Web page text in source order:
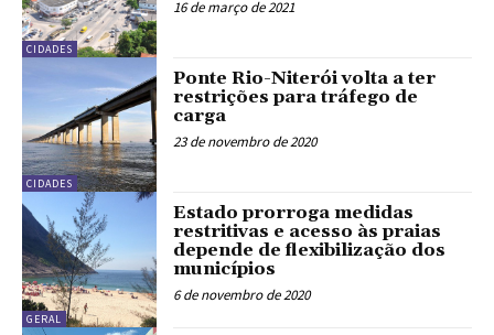
CIDADES
16 de março de 2021
CIDADES
Ponte Rio-Niterói volta a ter
restrições para tráfego de
carga
23 de novembro de 2020
GERAL
Estado prorroga medidas
restritivas e acesso às praias
depende de flexibilização dos
municípios
6 de novembro de 2020